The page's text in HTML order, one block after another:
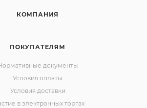
КОМПАНИЯ
ПОКУПАТЕЛЯМ
документы
Условия оплаты
Условия доставки
в электронных торгах